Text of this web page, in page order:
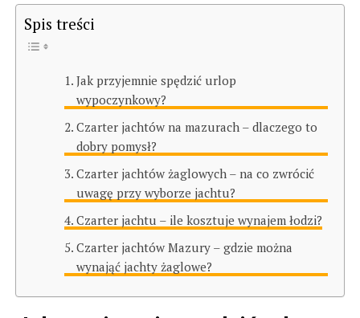
Spis treści
Jak przyjemnie spędzić urlop
wypoczynkowy?
Czarter jachtów na mazurach – dlaczego to
dobry pomysł?
Czarter jachtów żaglowych – na co zwrócić
uwagę przy wyborze jachtu?
Czarter jachtu – ile kosztuje wynajem łodzi?
Czarter jachtów Mazury – gdzie można
wynająć jachty żaglowe?